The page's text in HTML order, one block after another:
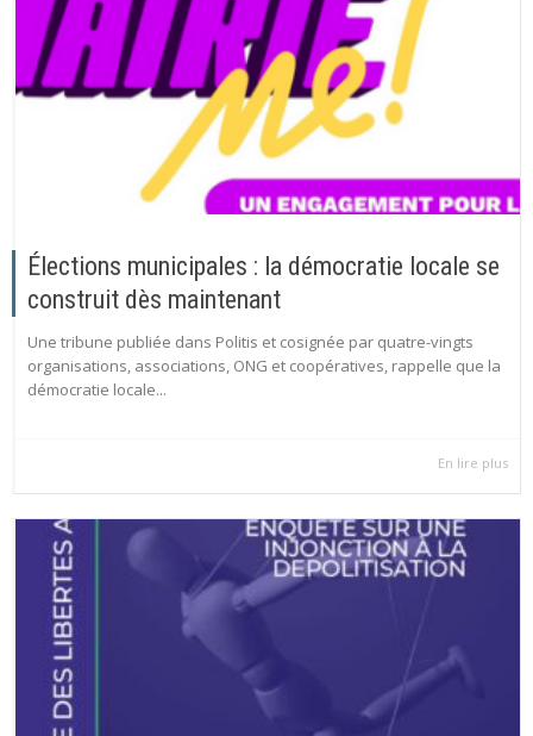
Élections municipales : la démocratie locale se
construit dès maintenant
Une tribune publiée dans Politis et cosignée par quatre-vingts
organisations, associations, ONG et coopératives, rappelle que la
démocratie locale...
En lire plus